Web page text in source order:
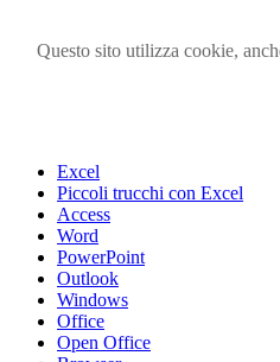
Questo sito utilizza cookie,
Excel
Piccoli trucchi con Excel
Access
Word
PowerPoint
Outlook
Windows
Office
Open Office